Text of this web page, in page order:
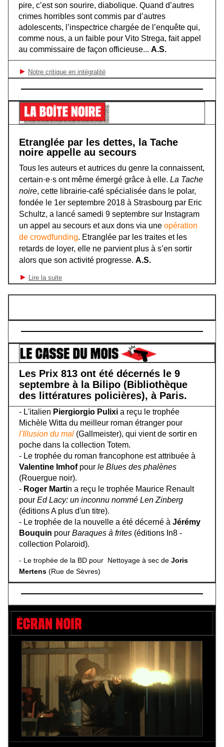
pire, c’est son sourire, diabolique. Quand d’autres
crimes horribles sont commis par d’autres
adolescents, l’inspectrice chargée de l’enquête qui,
comme nous, a un faible pour Vito Strega, fait appel
au commissaire de façon officieuse... A.S.
► Notre critique en intégralité
Etranglée par les dettes, la Tache
noire appelle au secours
Tous les auteurs et autrices du genre la connaissent,
certain·e·s ont même émergé grâce à elle. La Tache
noire, cette librairie-café spécialisée dans le polar,
fondée le 1er septembre 2018 à Strasbourg par Eric
Schultz, a lancé samedi 9 septembre sur Instagram
un appel au secours et aux dons via une opération
de crowdfunding. Etranglée par les traites et les
retards de loyer, elle ne parvient plus à s’en sortir
alors que son activité progresse. A.S.
►
Lire la suite
Les Prix 813 ont été décernés le 9
septembre à la Bilipo (Bibliothèque
des littératures policières), à Paris.
- L'italien Piergiorgio Pulixi a reçu le trophée
Michèle Witta du meilleur roman étranger pour
l'Illusion du mal (Gallmeister), qui vient de sortir en
poche dans la collection Totem.
- Le trophée du roman francophone est attribuée à
Valentine Imhofpour le Blues des phalènes
(Rouergue noir).
- Roger Martin a reçu le trophée Maurice Renault
pour Ed Lacy: un inconnu nommé Len Zinberg
(éditions A plus d'un titre).
- Le trophée de la nouvelle a été décerné à Jérémy
Bouquin pour Baraques à frites (éditions In8 -
collection Polaroid).
- Le trophée de la BD pour Nettoyage à sec de Joris
Mertens (Rue de Sèvres)